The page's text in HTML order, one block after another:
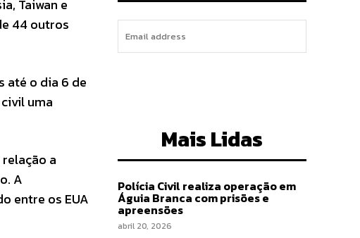
Taiwan e
44 outros
até o dia 6 de
uma
a
A
entre os EUA
Mais Lidas
Polícia Civil realiza operação em
Águia Branca com prisões e
apreensões
abril 20, 2026